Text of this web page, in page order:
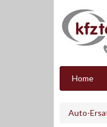
Home
Auto-